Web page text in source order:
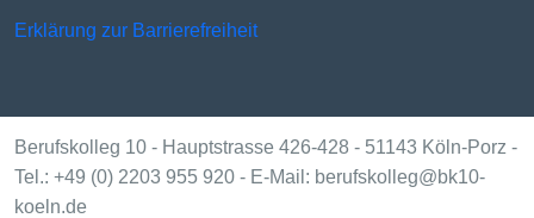
Erklärung zur Barrierefreiheit
Berufskolleg 10 - Hauptstrasse 426-428 - 51143 Köln-Porz -
Tel.: +49 (0) 2203 955 920 - E-Mail: berufskolleg@bk10-
koeln.de